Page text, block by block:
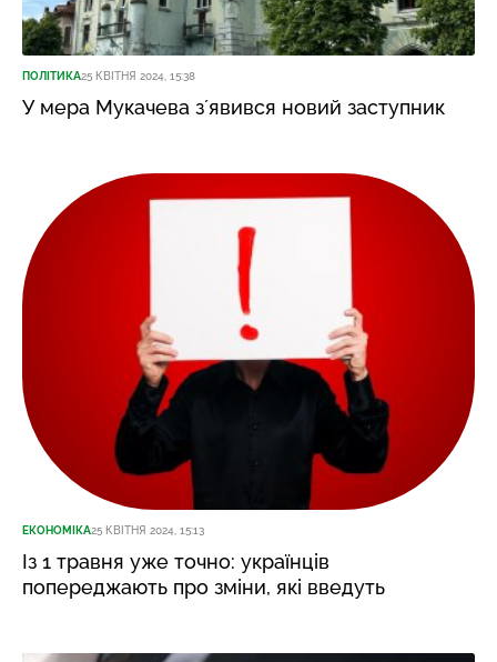
ПОЛІТИКА25 КВІТНЯ 2024, 15:38
У мера Мукачева зʼявився новий заступник
ЕКОНОМІКА25 КВІТНЯ 2024, 15:13
Із 1 травня уже точно: українців
попереджають про зміни, які введуть